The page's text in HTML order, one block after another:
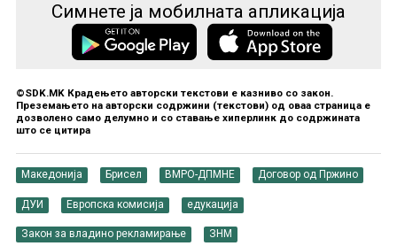
Симнете ја мобилната апликација
©SDK.MK Крадењето авторски текстови е казниво со закон.
Преземањето на авторски содржини (текстови) од оваа страница е
дозволено само делумно и со ставање хиперлинк до содржината
што се цитира
Македонија Брисел ВМРО-ДПМНЕ Договор од Пржино
ДУИ Европска комисија едукација
Закон за владино рекламирање ЗНМ